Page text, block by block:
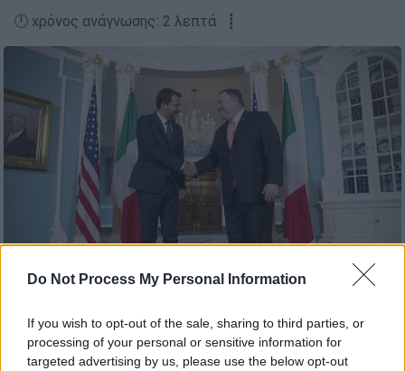
Do Not Process My Personal Information
If you wish to opt-out of the sale, sharing to third parties, or
processing of your personal or sensitive information for
targeted advertising by us, please use the below opt-out
🕛 χρόνος ανάγνωσης: 2 λεπτά ┋
Ο Σαλβίνι στον Λευκό Οίκο/(AP Photo/Andrew Harnik)
Προσθέστε το ΕΘΝΟΣ στη Google